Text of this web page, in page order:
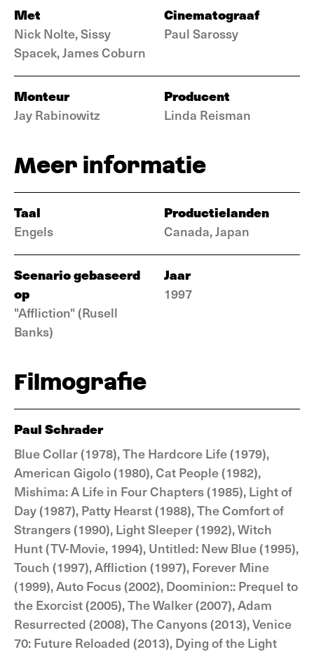
Met
Nick Nolte, Sissy
Spacek, James Coburn
Cinematograaf
Paul Sarossy
Monteur
Jay Rabinowitz
Producent
Linda Reisman
Meer informatie
Taal
Engels
Productielanden
Canada, Japan
Scenario gebaseerd
op
"Affliction" (Rusell
Banks)
Jaar
1997
Filmografie
Paul Schrader
Blue Collar (1978), The Hardcore Life (1979),
American Gigolo (1980), Cat People (1982),
Mishima: A Life in Four Chapters (1985), Light of
Day (1987), Patty Hearst (1988), The Comfort of
Strangers (1990), Light Sleeper (1992), Witch
Hunt (TV-Movie, 1994), Untitled: New Blue (1995),
Touch (1997), Affliction (1997), Forever Mine
(1999), Auto Focus (2002), Doominion:: Prequel to
the Exorcist (2005), The Walker (2007), Adam
Resurrected (2008), The Canyons (2013), Venice
70: Future Reloaded (2013), Dying of the Light